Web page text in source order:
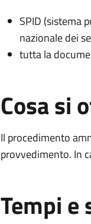
SPID (sistema
nazionale dei
tutta la
Cosa si
Il procedimento
provvedimento. In
Tempi e